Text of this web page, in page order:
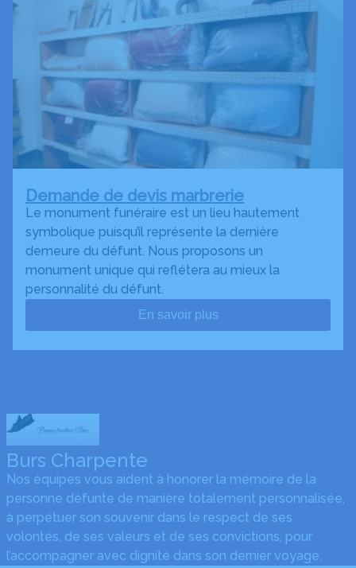
Demande de devis marbrerie
Le monument funéraire est un lieu hautement
symbolique puisqu’il représente la dernière
demeure du défunt. Nous proposons un
monument unique qui reflétera au mieux la
personnalité du défunt.
En savoir plus
Burs Charpente
Nos équipes vous aident à honorer la mémoire de la
personne défunte de manière totalement personnalisée,
à perpétuer son souvenir dans le respect de ses
volontés, de ses valeurs et de ses convictions, pour
l’accompagner avec dignité dans son dernier voyage.